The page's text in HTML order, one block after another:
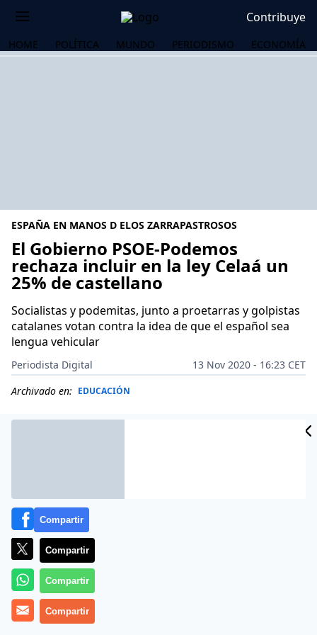
Contribuye
HOME POLÍTICA MUNDO PERIODISMO ECONOMÍA
ESPAÑA EN MANOS D ELOS ZARRAPASTROSOS
El Gobierno PSOE-Podemos
rechaza incluir en la ley Celaá un
25% de castellano
Socialistas y podemitas, junto a proetarras y golpistas
catalanes votan contra la idea de que el español sea
lengua vehicular
Periodista Digital
13 Nov 2020 - 16:23 CET
Archivado en: EDUCACIÓN
Más información
Compartir
Compartir
Compartir
Compartir